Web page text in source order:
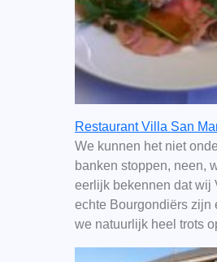
Restaurant Villa San
We kunnen het niet
banken stoppen, neen,
eerlijk bekennen dat wij
echte Bourgondiërs zijn
we natuurlijk heel trots